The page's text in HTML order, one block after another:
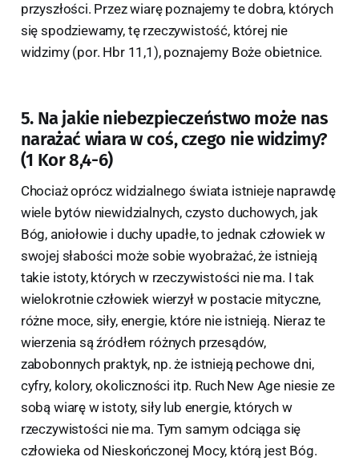
przyszłości. Przez wiarę poznajemy te dobra, których
się spodziewamy, tę rzeczywistość, której nie
widzimy (por. Hbr 11,1), poznajemy Boże obietnice.
5. Na jakie niebezpieczeństwo może nas
narażać wiara w coś, czego nie widzimy?
(1 Kor 8,4-6)
Chociaż oprócz widzialnego świata istnieje naprawdę
wiele bytów niewidzialnych, czysto duchowych, jak
Bóg, aniołowie i duchy upadłe, to jednak człowiek w
swojej słabości może sobie wyobrażać, że istnieją
takie istoty, których w rzeczywistości nie ma. I tak
wielokrotnie człowiek wierzył w postacie mityczne,
różne moce, siły, energie, które nie istnieją. Nieraz te
wierzenia są źródłem różnych przesądów,
zabobonnych praktyk, np. że istnieją pechowe dni,
cyfry, kolory, okoliczności itp. Ruch New Age niesie ze
sobą wiarę w istoty, siły lub energie, których w
rzeczywistości nie ma. Tym samym odciąga się
człowieka od Nieskończonej Mocy, którą jest Bóg.